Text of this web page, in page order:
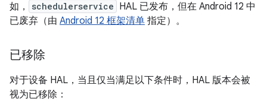
如，
schedulerservice HAL 已发布，但在 Android 12 中
已废弃（由 Android 12 框架清单 指定）。
已移除
对于设备 HAL，当且仅当满足以下条件时，HAL 版本会被
视为已移除：